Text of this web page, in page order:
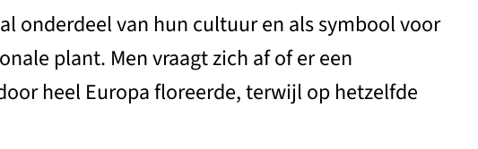
onderdeel van hun cultuur en als symbool voor
plant. Men vraagt zich af of er een
heel Europa floreerde, terwijl op hetzelfde